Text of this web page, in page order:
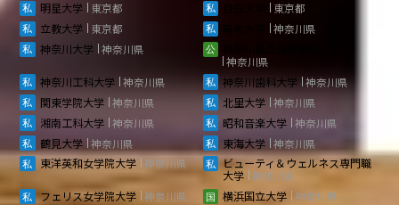
明星大学
東京都
東京都
立教大学
東京都
神奈川県
神奈川大学 神奈川県
神奈川県
神奈川工科大学 神奈川県 神奈川歯科大学 神奈川県
関東学院大学 神奈川県 北里大学 神奈川県
湘南工科大学 神奈川県 昭和音楽大学 神奈川県
鶴見大学 神奈川県 東海大学 神奈川県
東洋英和女学院大学 神奈川県
ビューティ＆ウェルネス専門職
大学 神奈川県
フェリス女学院大学 神奈川県 横浜国立大学 神奈川県